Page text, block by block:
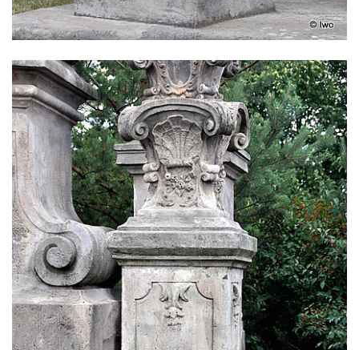
Sloup Panny Marie v Třebenicích
Sloup s kaplicí (boží muka) u kostela
Sloup Panny Marie v klášteře v Oseku
Sloup s reliéfem Panny Marie v Oseku
Sloup se sochou Piety ve Chlumci
Sloup svatého Prokopa na 2. náměstí v
Mostě
Sloup s kaplicí (boží muka) v ulici ČSLA v
Bohušovicích nad Ohří
Sloup svatého Antonína Paduánského u
polní cesty jihovýchodně od Skalice u
České Lípy
Sloup svatého Václava na Václavském
náměstí v Lovosicích